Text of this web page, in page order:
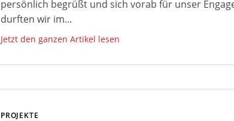
persönlich begrüßt und sich vorab für unser
durften wir im...
Jetzt den ganzen Artikel lesen
PROJEKTE